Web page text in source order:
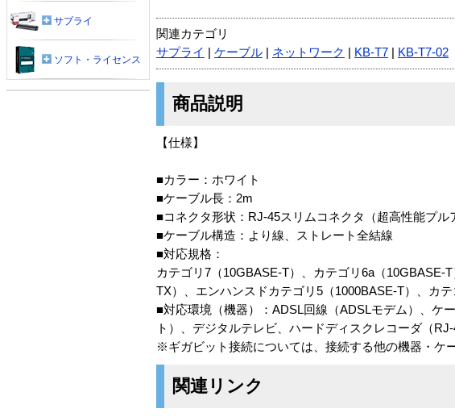
関連カテゴリ
サプライ
ケーブル ネットワーク KB-T7 KB-T7-02
商品説明
【仕様】
■カラー：ホワイト
■ケーブル長：2m
■コネクタ形状：RJ-45スリムコネクタ（超高性能プル
■ケーブル構造：より線、ストレート全結線
■対応規格：
カテゴリ7（10GBASE-T）、カテゴリ6a（
TX）、エンハンスドカテゴリ5（1000BASE-T）、カ
■対応環境（機器）：ADSL回線（ADSLモデム）、ケ
ト）、デジタルテレビ、ハードディスクレコーダ（
※ギガビット接続については、接続する他の機器・ケ
関連リンク
サプライ
ソフト・ライセンス